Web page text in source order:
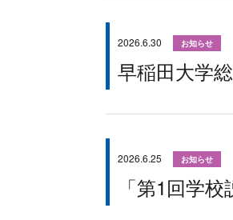
2026.6.30 お知らせ
早稲田大学
2026.6.25 お知らせ
「第1回学